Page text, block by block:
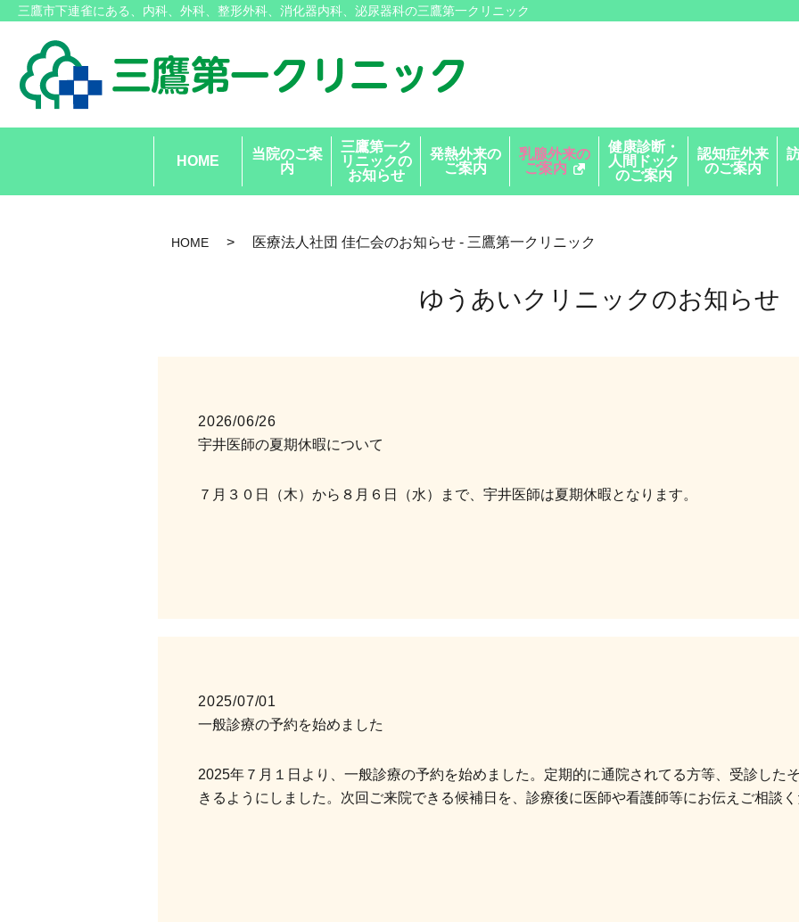
三鷹市下連雀にある、内科、外科、整形外科、消化器内科、泌尿器科の三鷹第一クリニック
HOME
当院のご案
内
三鷹第一ク
リニックの
お知らせ
発熱外来の
ご案内
乳腺外来の
ご案内
健康診断・
人間ドック
のご案内
認知症外来
のご案内
HOME 医療法人社団 佳仁会のお知らせ - 三鷹第一クリニック
ゆうあいクリニックのお知らせ
2026/06/26
宇井医師の夏期休暇について
７月３０日（木）から８月６日（水）まで、宇井医師は夏期休暇となります。
2025/07/01
一般診療の予約を始めました
2025年７月１日より、一般診療の予約を始めました。定期的に通院されてる方等、受診した
きるようにしました。次回ご来院できる候補日を、診療後に医師や看護師等にお伝えご相談